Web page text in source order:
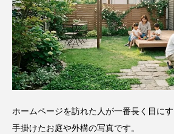
ホームページを訪れた人が一番長く目に
手掛けたお庭や外構の写真です。